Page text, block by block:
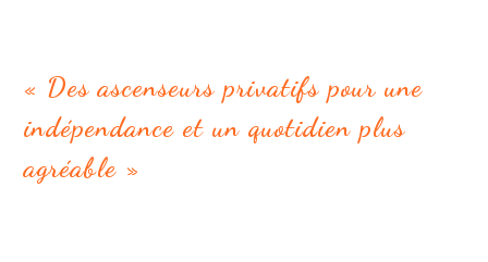
« Des ascenseurs privatifs pourune
indépendanceet un quotidienplus
agréable »